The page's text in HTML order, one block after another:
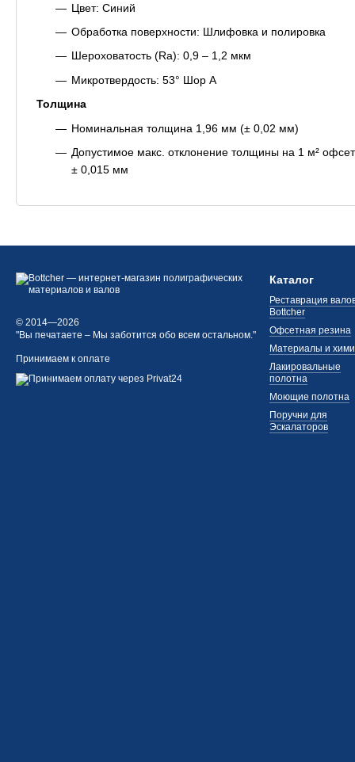
Цвет: Синий
Обработка поверхности: Шлифовка и полировка
Шероховатость (Ra): 0,9 – 1,2 мкм
Микротвердость: 53° Шор A
Толщина
Номинальная толщина 1,96 мм (± 0,02 мм)
Допустимое макс. отклонение толщины на 1 м²
± 0,015 мм
© 2014—2026
"Вы печатаете – Мы заботится обо всем остальном."
Принимаем к оплате
Каталог
Реставрация
Bottcher
Офсетная резина
Материалы и
Лакировальные
полотна
Моющие полотна
Поручни для
Эскалаторов